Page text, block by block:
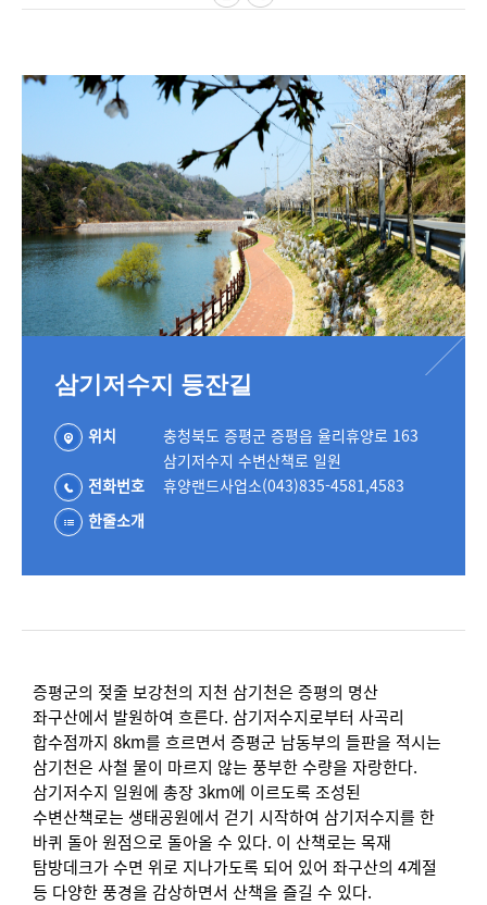
삼기저수지 등잔길
위치
충청북도 증평군 증평읍 율리휴양로 163
삼기저수지 수변산책로 일원
전화번호
휴양랜드사업소(043)835-4581,4583
한줄소개
증평군의 젖줄 보강천의 지천 삼기천은 증평의 명산
좌구산에서 발원하여 흐른다. 삼기저수지로부터 사곡리
합수점까지 8km를 흐르면서 증평군 남동부의 들판을 적시는
삼기천은 사철 물이 마르지 않는 풍부한 수량을 자랑한다.
삼기저수지 일원에 총장 3km에 이르도록 조성된
수변산책로는 생태공원에서 걷기 시작하여 삼기저수지를 한
바퀴 돌아 원점으로 돌아올 수 있다. 이 산책로는 목재
탐방데크가 수면 위로 지나가도록 되어 있어 좌구산의 4계절
등 다양한 풍경을 감상하면서 산책을 즐길 수 있다.